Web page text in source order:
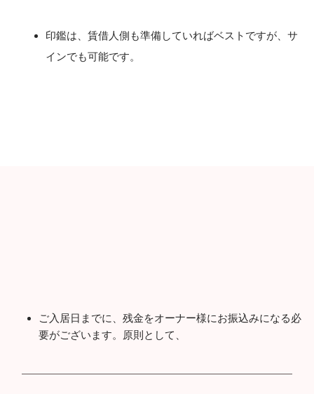
印鑑は、賃借人側も準備していればベストですが、サ
インでも可能です。
ご入居日までに、残金をオーナー様にお振込みになる必
要がございます。原則として、